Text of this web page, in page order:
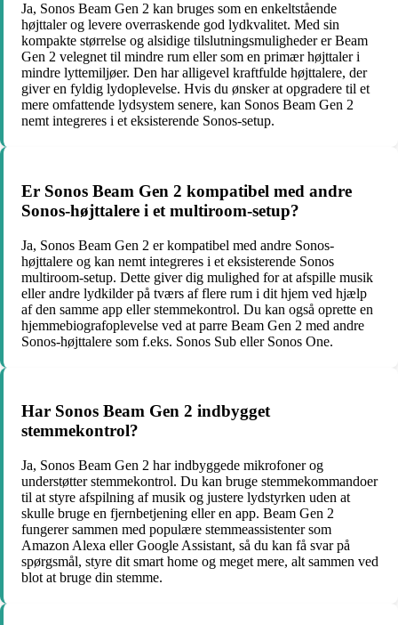
Ja, Sonos Beam Gen 2 kan bruges som en enkeltstående
højttaler og levere overraskende god lydkvalitet. Med sin
kompakte størrelse og alsidige tilslutningsmuligheder er Beam
Gen 2 velegnet til mindre rum eller som en primær højttaler i
mindre lyttemiljøer. Den har alligevel kraftfulde højttalere, der
giver en fyldig lydoplevelse. Hvis du ønsker at opgradere til et
mere omfattende lydsystem senere, kan Sonos Beam Gen 2
nemt integreres i et eksisterende Sonos-setup.
Er Sonos Beam Gen 2 kompatibel med andre
Sonos-højttalere i et multiroom-setup?
Ja, Sonos Beam Gen 2 er kompatibel med andre Sonos-
højttalere og kan nemt integreres i et eksisterende Sonos
multiroom-setup. Dette giver dig mulighed for at afspille musik
eller andre lydkilder på tværs af flere rum i dit hjem ved hjælp
af den samme app eller stemmekontrol. Du kan også oprette en
hjemmebiografoplevelse ved at parre Beam Gen 2 med andre
Sonos-højttalere som f.eks. Sonos Sub eller Sonos One.
Har Sonos Beam Gen 2 indbygget
stemmekontrol?
Ja, Sonos Beam Gen 2 har indbyggede mikrofoner og
understøtter stemmekontrol. Du kan bruge stemmekommandoer
til at styre afspilning af musik og justere lydstyrken uden at
skulle bruge en fjernbetjening eller en app. Beam Gen 2
fungerer sammen med populære stemmeassistenter som
Amazon Alexa eller Google Assistant, så du kan få svar på
spørgsmål, styre dit smart home og meget mere, alt sammen ved
blot at bruge din stemme.